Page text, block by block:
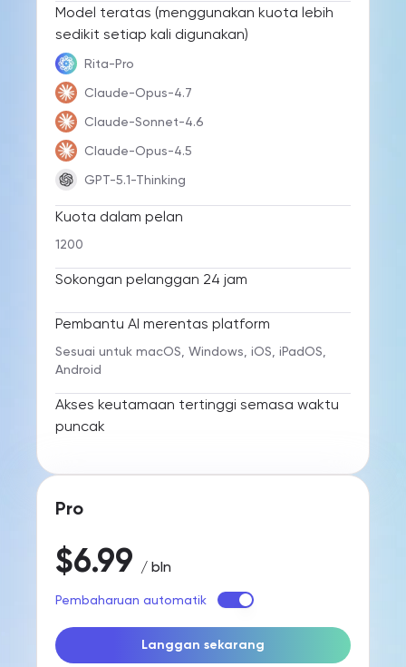
Model teratas (menggunakan kuota lebih
sedikit setiap kali digunakan)
Rita-Pro
Claude-Opus-4.7
Claude-Sonnet-4.6
Claude-Opus-4.5
GPT-5.1-Thinking
Kuota dalam pelan
1200
Sokongan pelanggan 24 jam
Pembantu AI merentas platform
Sesuai untuk macOS, Windows, iOS, iPadOS,
Android
Akses keutamaan tertinggi semasa waktu
puncak
Pro
$6.99 / bln
Pembaharuan automatik
Langgan sekarang